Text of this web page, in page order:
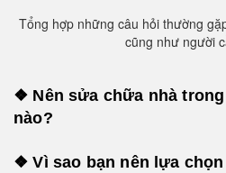
Tổng hợp những câu hỏi thường
cũng như người
❖ Nên sửa chữa nhà
nào?
❖ Vì sao bạn nên lựa